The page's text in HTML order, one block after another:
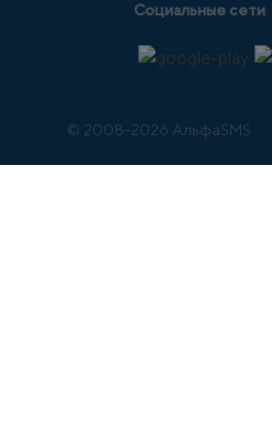
Социальные сети
© 2008-2026 АльфаSMS